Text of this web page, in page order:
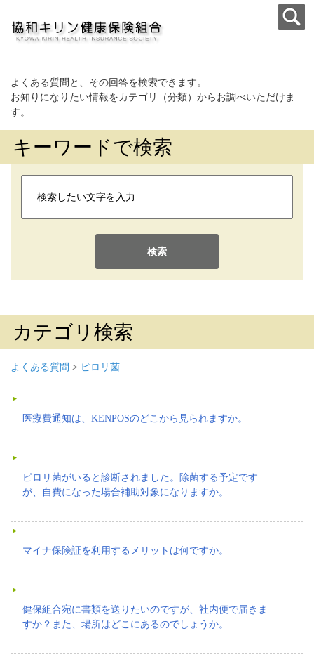
よくある質問と、その回答を検索できます。
お知りになりたい情報をカテゴリ（分類）からお調べいただけま
す。
キーワードで検索
検索
カテゴリ検索
よくある質問 > ピロリ菌
医療費通知は、KENPOSのどこから見られますか。
ピロリ菌がいると診断されました。除菌する予定です
が、自費になった場合補助対象になりますか。
マイナ保険証を利用するメリットは何ですか。
健保組合宛に書類を送りたいのですが、社内便で届きま
すか？また、場所はどこにあるのでしょうか。